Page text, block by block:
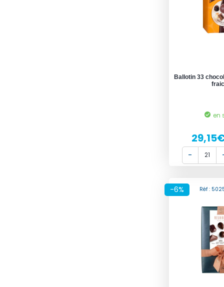
Ballotin 33
en
-6% Réf :